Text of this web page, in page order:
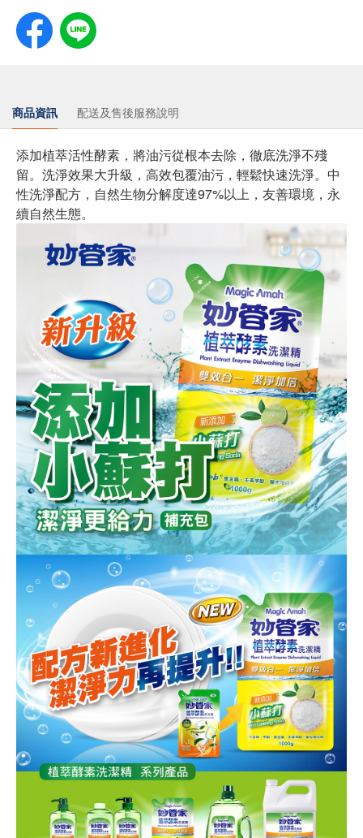
商品資訊 配送及售後服務說明
添加植萃活性酵素，將油污從根本去除，徹底洗淨不殘
留。洗淨效果大升級，高效包覆油污，輕鬆快速洗淨。中
性洗淨配方，自然生物分解度達97%以上，友善環境，永
續自然生態。